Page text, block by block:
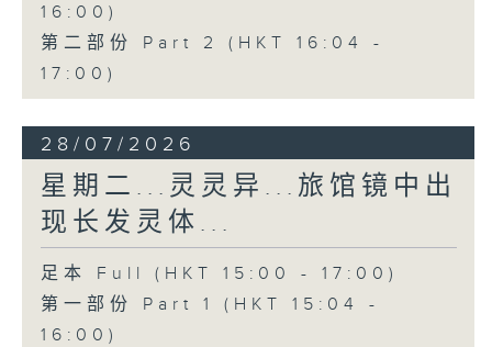
16:00)
第二部份 Part 2 (HKT 16:04 -
17:00)
28/07/2026
星期二...灵灵异...旅馆镜中出
现长发灵体...
足本 Full (HKT 15:00 - 17:00)
第一部份 Part 1 (HKT 15:04 -
16:00)